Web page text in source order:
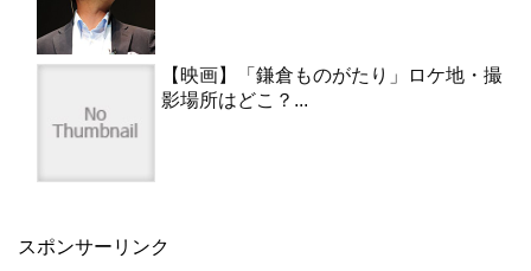
【映画】「鎌倉ものがたり」ロケ地・撮
影場所はどこ？...
スポンサーリンク